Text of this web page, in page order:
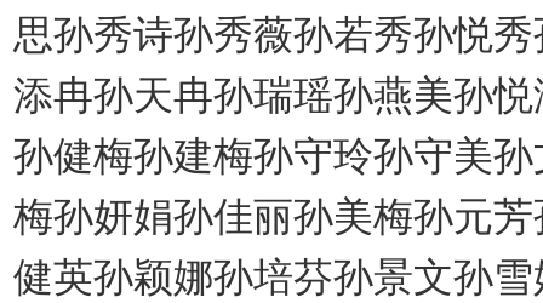
思孙秀诗孙秀薇孙若秀孙悦
添冉孙天冉孙瑞瑶孙燕美孙
孙健梅孙建梅孙守玲孙守美
梅孙妍娟孙佳丽孙美梅孙元
健英孙颖娜孙培芬孙景文孙